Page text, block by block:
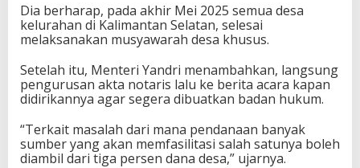
Dia berharap, pada akhir Mei 2025 semua desa
kelurahan di Kalimantan Selatan, selesai
melaksanakan musyawarah desa khusus.
Setelah itu, Menteri Yandri menambahkan, langsung
pengurusan akta notaris lalu ke berita acara kapan
didirikannya agar segera dibuatkan badan hukum.
“Terkait masalah dari mana pendanaan banyak
sumber yang akan memfasilitasi salah satunya boleh
diambil dari tiga persen dana desa,” ujarnya.